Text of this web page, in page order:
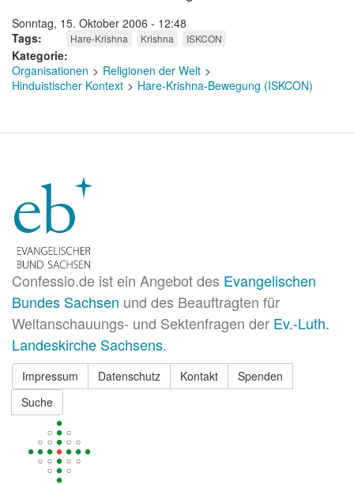
Sonntag, 15. Oktober 2006 - 12:48
Tags
Hare-Krishna Krishna ISKCON
Kategorie
Organisationen
Religionen der Welt
Hinduistischer Kontext
Hare-Krishna-Bewegung (ISKCON)
Confessio.de ist ein Angebot des Evangelischen
Bundes Sachsen und des Beauftragten für
Weltanschauungs- und Sektenfragen der Ev.-Luth.
Landeskirche Sachsens.
Impressum Datenschutz Kontakt
Spenden
Suche